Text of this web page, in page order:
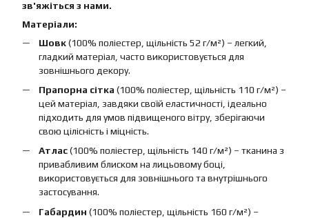
зв'яжіться з нами.
Матеріали:
Шовк(100% поліестер, щільність 52 г/м²) – легкий,
гладкий матеріал, часто використовується для
зовнішнього декору.
Прапорна сітка (100% поліестер, щільність 110 г/м²) –
цей матеріал, завдяки своїй еластичності, ідеально
підходить для умов підвищеного вітру, зберігаючи
свою цілісність і міцність.
Атлас(100% поліестер, щільність 140 г/м²) – тканина з
привабливим блиском на лицьовому боці,
використовується для зовнішнього та внутрішнього
застосування.
Габардин (100% поліестер, щільність 160 г/м²) –